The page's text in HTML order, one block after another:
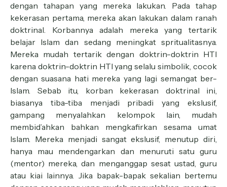
dengan tahapan yang mereka lakukan. Pada tahap
kekerasan pertama, mereka akan lakukan dalam ranah
doktrinal. Korbannya adalah mereka yang tertarik
belajar Islam dan sedang meningkat spritualitasnya.
Mereka mudah tertarik dengan doktrin-doktrin HTI
karena doktrin-doktrin HTI yang selalu simbolik, cocok
dengan suasana hati mereka yang lagi semangat ber-
Islam. Sebab itu, korban kekerasan doktrinal ini,
biasanya tiba-tiba menjadi pribadi yang ekslusif,
gampang menyalahkan kelompok lain, mudah
membid’ahkan bahkan mengkafirkan sesama umat
Islam. Mereka menjadi sangat ekslusif, menutup diri,
hanya mau mendengarkan dan menuruti satu guru
(mentor) mereka, dan menganggap sesat ustad, guru
atau kiai lainnya. Jika bapak-bapak sekalian bertemu